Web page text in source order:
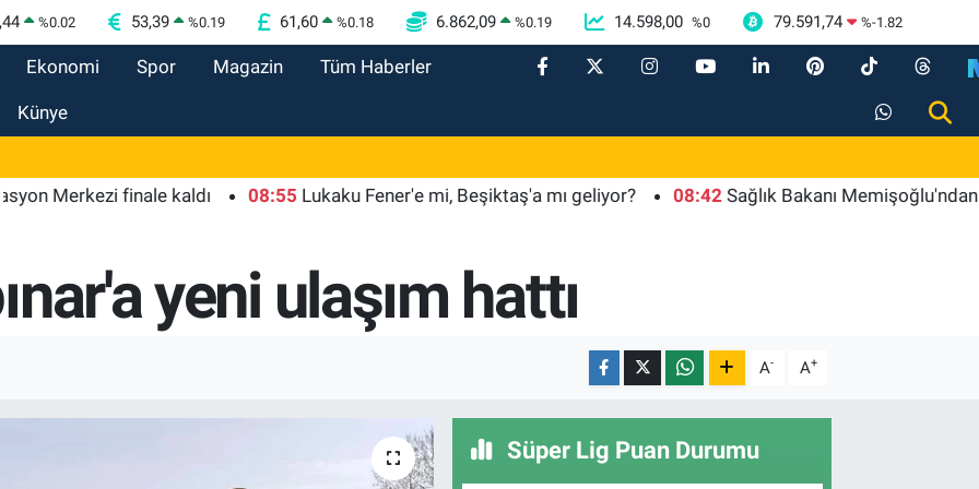
%0.02 53,39 %0.19 61,60 %0.18 6.862,09 %0.19 14.598,00 %0 79.591,74 %-1.82
Ekonomi Spor Magazin Tüm Haberler
Künye
finale kaldı 08:55 Lukaku Fener'e mi, Beşiktaş'a mı geliyor? 08:42 Sağlık Bakanı Memişoğlu'ndan
yeni ulaşım hattı
A- A+
Süper Lig Puan Durumu